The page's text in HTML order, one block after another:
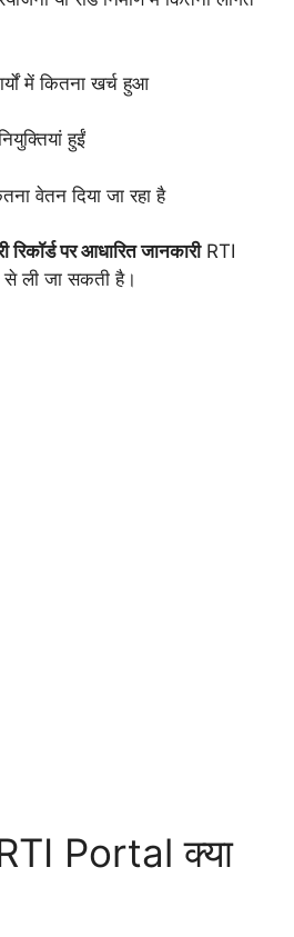
में कितना खर्च हुआ
हुईं
वेतन दिया जा रहा है
पर आधारित जानकारीRTI
ली जा सकती है।
Portal क्या